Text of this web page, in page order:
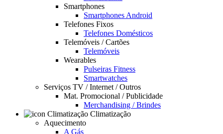
Smartphones
Smartphones Android
Telefones Fixos
Telefones Domésticos
Telemóveis / Cartões
Telemóveis
Wearables
Pulseiras Fitness
Smartwatches
Serviços TV / Internet / Outros
Mat. Promocional / Publicidade
Merchandising / Brindes
Climatização
Aquecimento
A Gás